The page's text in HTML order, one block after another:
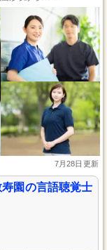
7月28日更新
園の言語聴覚士